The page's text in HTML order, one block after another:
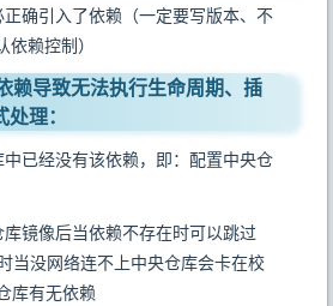
确引入了依赖（一定要写版本、不
赖控制）
赖导致无法执行生命周期、插
理：
已经没有该依赖，即：配置中央仓
镜像后当依赖不存在时可以跳过
当没网络连不上中央仓库会卡在校
库有无依赖